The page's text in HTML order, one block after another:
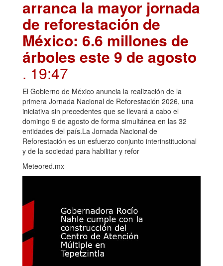
arranca la mayor jornada
de reforestación de
México: 6.6 millones de
árboles este 9 de agosto
. 19:47
El Gobierno de México anuncia la realización de la
primera Jornada Nacional de Reforestación 2026, una
iniciativa sin precedentes que se llevará a cabo el
domingo 9 de agosto de forma simultánea en las 32
entidades del país.La Jornada Nacional de
Reforestación es un esfuerzo conjunto interinstitucional
y de la sociedad para habilitar y refor
Meteored.mx